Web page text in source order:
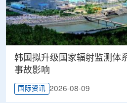
韩国拟升级国家辐射监测体
事故影响
国际资讯 2026-08-09